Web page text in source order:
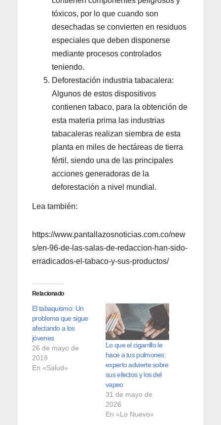
tóxicos, por lo que cuando son
desechadas se convierten en residuos
especiales que deben disponerse
mediante procesos controlados
teniendo.
Deforestación industria tabacalera:
Algunos de estos dispositivos
contienen tabaco, para la obtención de
esta materia prima las industrias
tabacaleras realizan siembra de esta
planta en miles de hectáreas de tierra
fértil, siendo una de las principales
acciones generadoras de la
deforestación a nivel mundial.
Lea también:
https://www.pantallazosnoticias.com.co/new
s/en-96-de-las-salas-de-redaccion-han-sido-
erradicados-el-tabaco-y-sus-productos/
Relacionado
El tabaquismo: Un
problema que sigue
afectando a los
jóvenes
26 de mayo de
2019
En «Salud»
Lo que el cigarrillo le
hace a tus pulmones:
experto advierte sobre
sus efectos y los del
vapeo
31 de mayo de
2026
En «Lo Nuevo»